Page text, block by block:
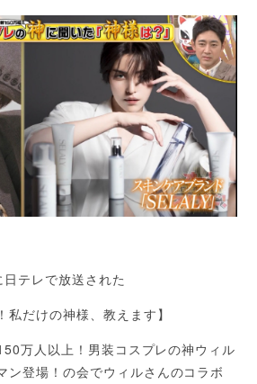
テレで放送された
私だけの神様、教えます】
万人以上！男装コスプレの神ウィル
ン登場！の会でウィルさんのコラボ